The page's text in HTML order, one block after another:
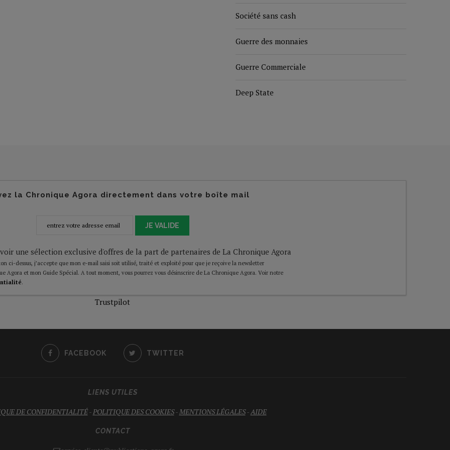
Société sans cash
Guerre des monnaies
Guerre Commerciale
Deep State
la Chronique Agora directement dans votre boîte mail
JE VALIDE
une sélection exclusive d'offres de la part de partenaires de La Chronique Agora
ci-dessus, j’accepte que mon e-mail saisi soit utilisé, traité et exploité pour que je reçoive la newsletter
Agora et mon Guide Spécial. A tout moment, vous pourrez vous désinscrire de La Chronique Agora. Voir notre
.
Trustpilot
FACEBOOK TWITTER
LIENS UTILES
DE CONFIDENTIALITÉ-POLITIQUE DES COOKIES-MENTIONS LÉGALES-AIDE
CONTACT